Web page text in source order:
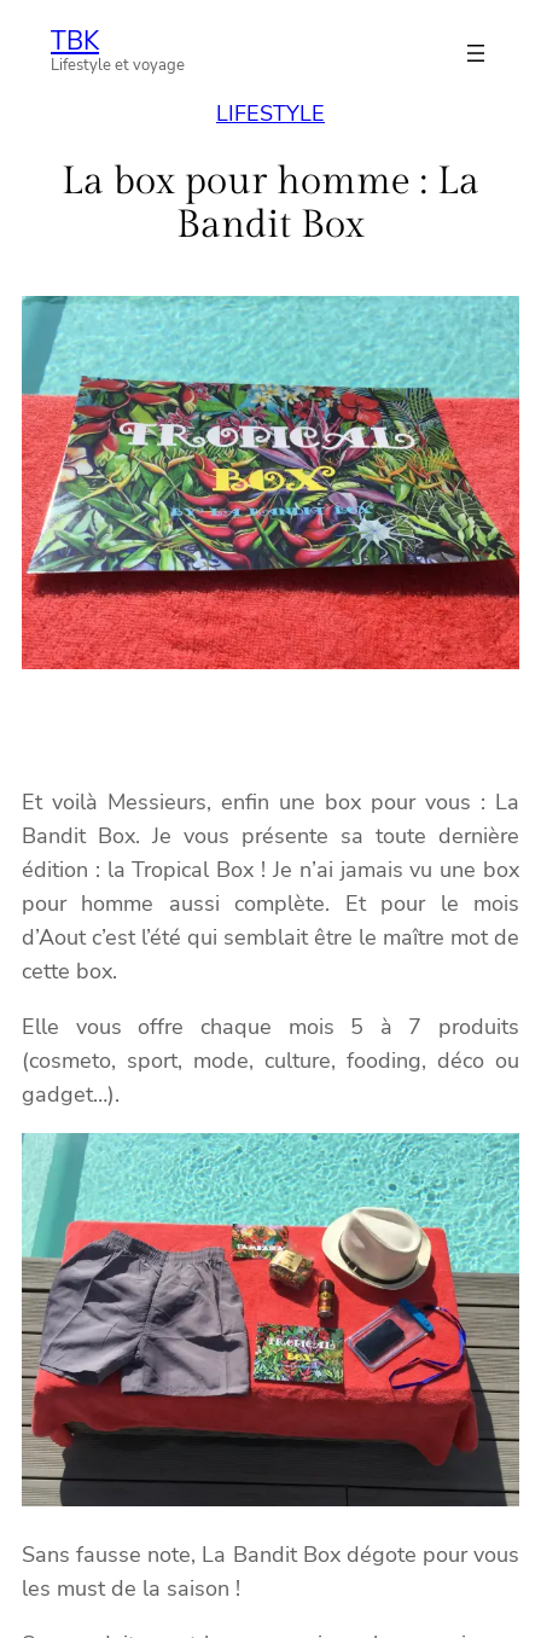
AllerTBK
Lifestyle et voyage
LIFESTYLE
La box pour homme : La
Bandit Box
Et voilà Messieurs, enfin une box pour vous : La
Bandit Box. Je vous présente sa toute dernière
édition : la Tropical Box ! Je n’ai jamais vu une box
pour homme aussi complète. Et pour le mois
d’Aout c’est l’été qui semblait être le maître mot de
cette box.
Elle vous offre chaque mois 5 à 7 produits
(cosmeto, sport, mode, culture, fooding, déco ou
gadget…).
Sans fausse note, La Bandit Box dégote pour vous
les must de la saison !